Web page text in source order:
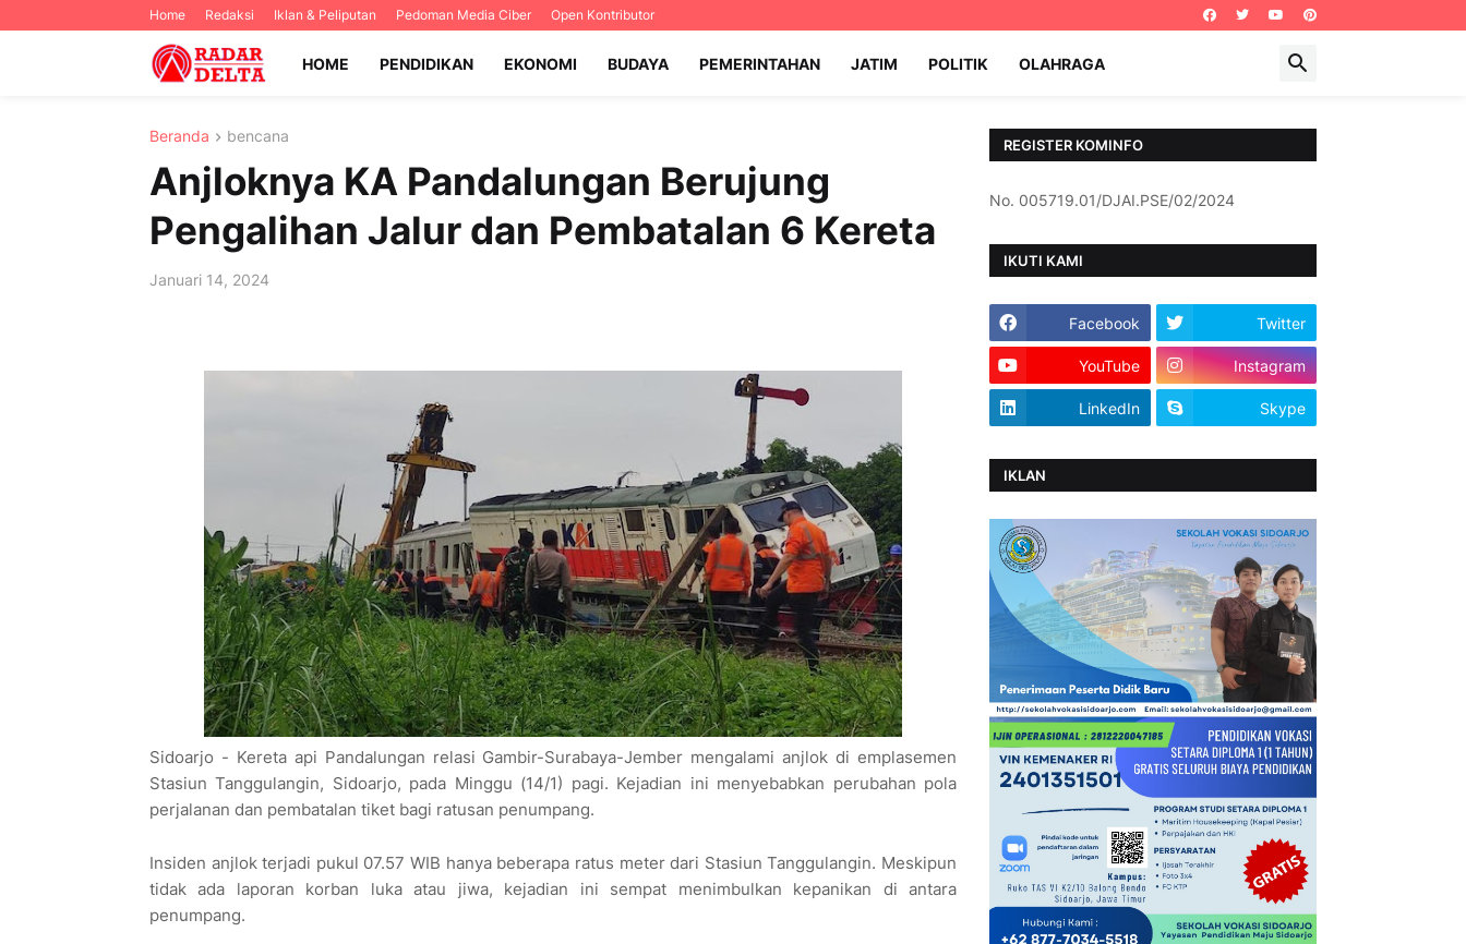
Home Redaksi Iklan & Peliputan Pedoman Media Ciber Open Kontributor
HOME PENDIDIKAN EKONOMI BUDAYA PEMERINTAHAN JATIM POLITIK OLAHRAGA
Beranda bencana
Anjloknya KA Pandalungan Berujung
Pengalihan Jalur dan Pembatalan 6 Kereta
Januari 14, 2024
Sidoarjo - Kereta api Pandalungan relasi Gambir-Surabaya-Jember mengalami anjlok di emplasemen
Stasiun Tanggulangin, Sidoarjo, pada Minggu (14/1) pagi. Kejadian ini menyebabkan perubahan pola
perjalanan dan pembatalan tiket bagi ratusan penumpang.
Insiden anjlok terjadi pukul 07.57 WIB hanya beberapa ratus meter dari Stasiun Tanggulangin. Meskipun
tidak ada laporan korban luka atau jiwa, kejadian ini sempat menimbulkan kepanikan di antara
penumpang.
REGISTER KOMINFO
No. 005719.01/DJAI.PSE/02/2024
IKUTI KAMI
Facebook Twitter
YouTube Instagram
LinkedIn Skype
IKLAN